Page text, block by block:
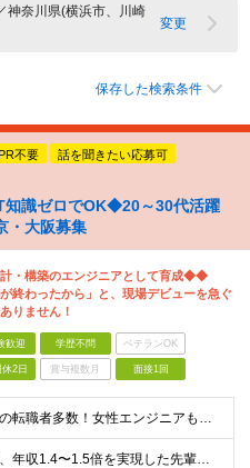
神奈川県(横浜市、川崎
変更
保存した検索条件
不要 話を聞きたい応募可
識ゼロでOK◆20～30代活躍
大阪募集
・構築のエンジニアとして育成◆◆
が終わったから」と、現場デビューを急ぐ
りません！
歓迎 学歴不問 ベテランOK
2日 賞与複数月 面接1回
【異業種からの転職者多数！女性エンジニアも活躍中】 ◆学歴不問 ◆未経験OK ≪こんな方を歓迎しています≫ ◎未経験から成長できる環境で活躍したい方 ◎大学やスクールでIT系のスキルを学んだことのあ
【現場配属後、年収1.4〜1.5倍を実現した先輩も！残業代全額支給】 ◆給与は経験やスキルに応じて決定します ◆年俸制250万円～350万円（1/12を月々支給） ≪年収UPの例≫ ◎飲食業からのキ